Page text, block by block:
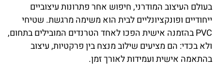
בעולם העיצוב המודרני, חיפוש אחר פתרונות עיצוביים
ייחודיים ופונקציונליים לבית הוא משימה מרגשת. שטיחי
PVC בהזמנה אישית הפכו לאחד הטרנדים המובילים בתחום,
ולא בכדי: הם מציעים שילוב מנצח בין פרקטיות, עיצוב
בהתאמה אישית ועמידות לאורך זמן.